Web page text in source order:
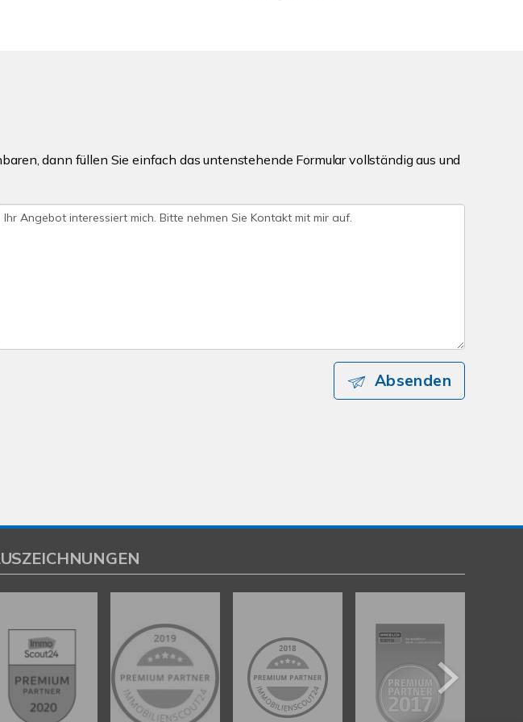
dann füllen Sie einfach das untenstehende Formular vollständig aus und
Absenden
Empfehlungen auf
ProvenExpert.com
SEHR GUT
5,00